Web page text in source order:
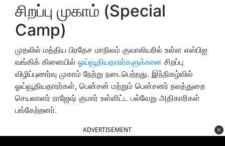
சிறப்பு முகாம் (Special
Camp)
முதலில் மத்திய பிரதேச மாநிலம் குவாலியரில் உள்ள எஸ்பிஐ
வங்கிக் கிளையில் ஓய்வூதியதாரர்களுக்கான சிறப்பு
விழிப்புணர்வு முகாம் நேற்று நடைபெற்றது. இந்நிகழ்வில்
ஓய்வூதியதாரர்கள், பென்சன் மற்றும் பென்சனர் நலத்துறை
செயலாளர் ராஜேஷ் குமார் உள்ளிட்ட பல்வேறு அதிகாரிகள்
பங்கேற்றனர்.
ADVERTISEMENT